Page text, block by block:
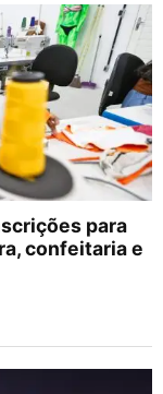
para
confeitaria e